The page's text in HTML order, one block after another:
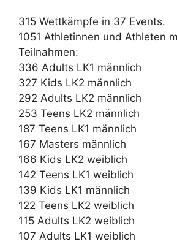
315 Wettkämpfe in 37 Events.
1051 Athletinnen und Athleten
Teilnahmen:
336 Adults LK1 männlich
327 Kids LK2 männlich
292 Adults LK2 männlich
253 Teens LK2 männlich
187 Teens LK1 männlich
167 Masters männlich
166 Kids LK2 weiblich
142 Teens LK1 weiblich
139 Kids LK1 männlich
122 Teens LK2 weiblich
115 Adults LK2 weiblich
107 Adults LK1 weiblich